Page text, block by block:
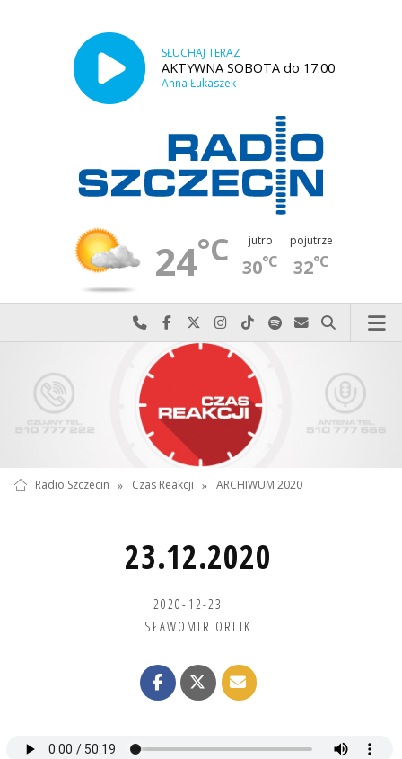
SŁUCHAJ TERAZ
AKTYWNA SOBOTA do 17:00
Anna Łukaszek
24°C jutro
30°C
pojutrze
32°C
Najlepiej po prostu do nas zadzwoń
Odwiedź nas na Facebook-u
Odwiedź nas na X
Odwiedź nas na Instagram-ie
Odwiedź nas na TikTok-u
Szukaj nas na Spotify
Wyślij do nas
Szukaj
Radio Szczecin » Czas Reakcji » ARCHIWUM 2020
23.12.2020
2020-12-23
SŁAWOMIR ORLIK